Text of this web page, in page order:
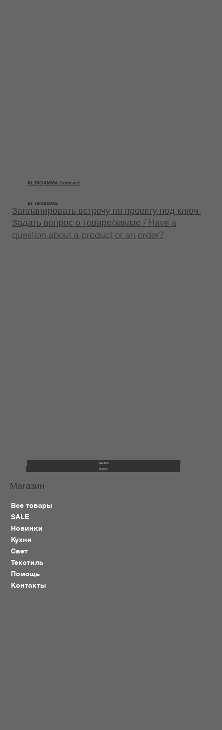
ALTAGAMMA
Задать вопрос о товаре/заказе / Have a
question about a product or an order?
ALTAGAMMA Contract
Запланировать встречу по проекту под ключ
B&B Italia
ALTcoin
Магазин
Все товары
SALE
Новинки
Кухни
Свет
Текстиль
Помощь
Контакты